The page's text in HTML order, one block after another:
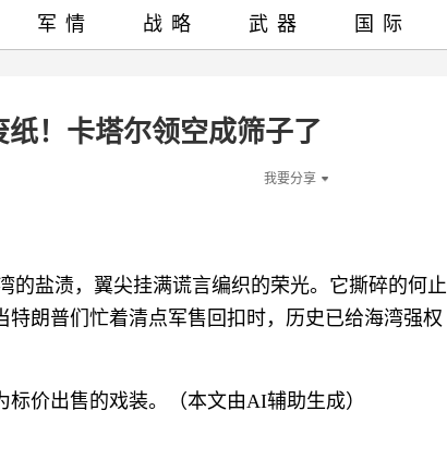
纸！卡塔尔领空成筛子了
我要分享
的盐渍，翼尖挂满谎言编织的荣光。它撕碎的何止
朗普们忙着清点军售回扣时，历史已给海湾强权
价出售的戏装。（本文由AI辅助生成）
军情 战略 武器 国际